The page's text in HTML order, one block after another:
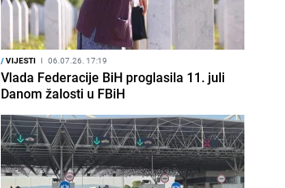
/VIJESTI I 06.07.26. 17:19
Vlada Federacije BiH proglasila 11. juli
Danom žalosti u FBiH